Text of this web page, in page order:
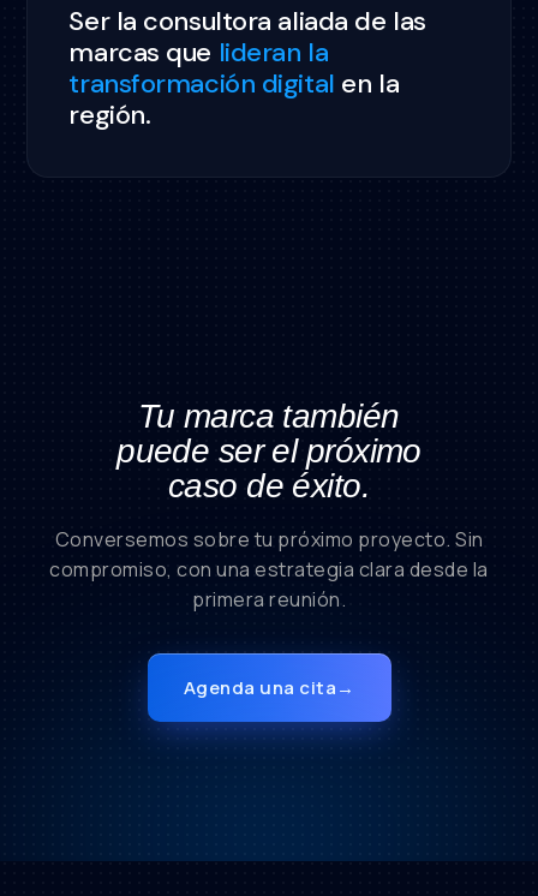
Ser la consultora aliada de las
marcas que lideran la
transformación digital en la
región.
Tu marca también
puede ser el próximo
caso de éxito.
Conversemos sobre tu próximo proyecto. Sin
compromiso, con una estrategia clara desde la
primera reunión.
Agenda una cita→